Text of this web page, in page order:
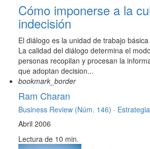
Cómo imponerse a la
indecisión
El diálogo es la unidad de trabajo
La calidad del diálogo determina el
personas recopilan y procesan la
que adoptan decision...
bookmark_border
Ram Charan
Business Review (Núm. 146) · Estrategia
Abril 2006
Lectura de 10 min.